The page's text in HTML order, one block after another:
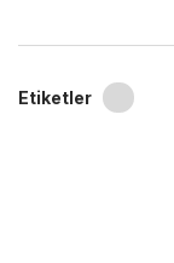
Etiketler